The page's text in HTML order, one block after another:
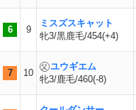
6 9
ミスズスキャット
牝3/黒鹿毛/454(+4)
7 10
ユウギエム
牝3/鹿毛/460(-8)